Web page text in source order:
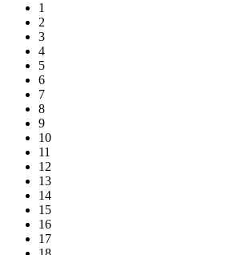
1
2
3
4
5
6
7
8
9
10
11
12
13
14
15
16
17